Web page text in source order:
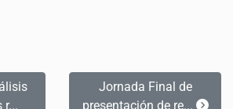
r...
Jornada Final de
presentación de re...